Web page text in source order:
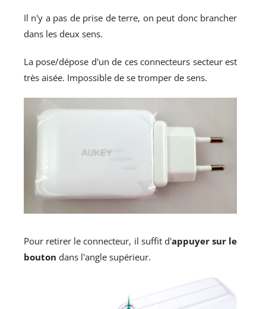
Il n'y a pas de prise de terre, on peut donc brancher
dans les deux sens.
La pose/dépose d'un de ces connecteurs secteur est
très aisée. Impossible de se tromper de sens.
Pour retirer le connecteur, il suffit d'appuyer sur le
bouton dans l'angle supérieur.